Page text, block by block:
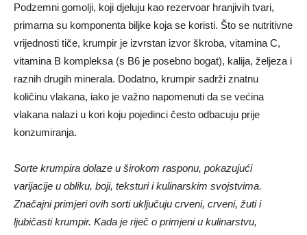
Podzemni gomolji, koji djeluju kao rezervoar hranjivih tvari,
primarna su komponenta biljke koja se koristi. Što se nutritivne
vrijednosti tiče, krumpir je izvrstan izvor škroba, vitamina C,
vitamina B kompleksa (s B6 je posebno bogat), kalija, željeza i
raznih drugih minerala. Dodatno, krumpir sadrži znatnu
količinu vlakana, iako je važno napomenuti da se većina
vlakana nalazi u kori koju pojedinci često odbacuju prije
konzumiranja.
Sorte krumpira dolaze u širokom rasponu, pokazujući
varijacije u obliku, boji, teksturi i kulinarskim svojstvima.
Značajni primjeri ovih sorti uključuju crveni, crveni, žuti i
ljubičasti krumpir. Kada je riječ o primjeni u kulinarstvu,